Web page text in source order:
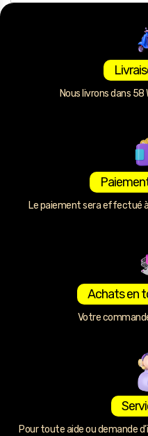
Nous livrons dans
Le paiement sera effectué
Achats en
Votre
Pour toute aide ou demande